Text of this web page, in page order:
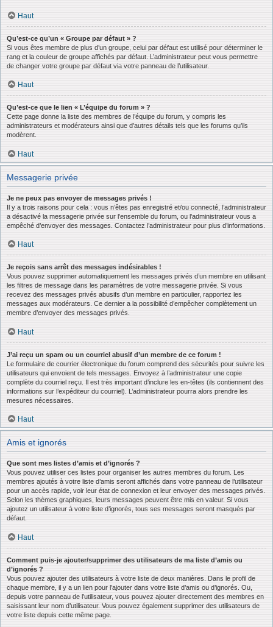
Haut
Qu’est-ce qu’un « Groupe par défaut » ?
Si vous êtes membre de plus d’un groupe, celui par défaut est utilisé pour déterminer le
rang et la couleur de groupe affichés par défaut. L’administrateur peut vous permettre
de changer votre groupe par défaut via votre panneau de l’utilisateur.
Haut
Qu’est-ce que le lien « L’équipe du forum » ?
Cette page donne la liste des membres de l’équipe du forum, y compris les
administrateurs et modérateurs ainsi que d’autres détails tels que les forums qu’ils
modèrent.
Haut
Messagerie privée
Je ne peux pas envoyer de messages privés !
Il y a trois raisons pour cela : vous n’êtes pas enregistré et/ou connecté, l’administrateur
a désactivé la messagerie privée sur l’ensemble du forum, ou l’administrateur vous a
empêché d’envoyer des messages. Contactez l’administrateur pour plus d’informations.
Haut
Je reçois sans arrêt des messages indésirables !
Vous pouvez supprimer automatiquement les messages privés d’un membre en utilisant
les filtres de message dans les paramètres de votre messagerie privée. Si vous
recevez des messages privés abusifs d’un membre en particulier, rapportez les
messages aux modérateurs. Ce dernier a la possibilité d’empêcher complètement un
membre d’envoyer des messages privés.
Haut
J’ai reçu un spam ou un courriel abusif d’un membre de ce forum !
Le formulaire de courrier électronique du forum comprend des sécurités pour suivre les
utilisateurs qui envoient de tels messages. Envoyez à l’administrateur une copie
complète du courriel reçu. Il est très important d’inclure les en-têtes (ils contiennent des
informations sur l’expéditeur du courriel). L’administrateur pourra alors prendre les
mesures nécessaires.
Haut
Amis et ignorés
Que sont mes listes d’amis et d’ignorés ?
Vous pouvez utiliser ces listes pour organiser les autres membres du forum. Les
membres ajoutés à votre liste d’amis seront affichés dans votre panneau de l’utilisateur
pour un accès rapide, voir leur état de connexion et leur envoyer des messages privés.
Selon les thèmes graphiques, leurs messages peuvent être mis en valeur. Si vous
ajoutez un utilisateur à votre liste d’ignorés, tous ses messages seront masqués par
défaut.
Haut
Comment puis-je ajouter/supprimer des utilisateurs de ma liste d’amis ou
d’ignorés ?
Vous pouvez ajouter des utilisateurs à votre liste de deux manières. Dans le profil de
chaque membre, il y a un lien pour l’ajouter dans votre liste d’amis ou d’ignorés. Ou,
depuis votre panneau de l’utilisateur, vous pouvez ajouter directement des membres en
saisissant leur nom d’utilisateur. Vous pouvez également supprimer des utilisateurs de
votre liste depuis cette même page.